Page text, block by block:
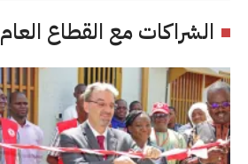
الشراكات مع القطاع العام